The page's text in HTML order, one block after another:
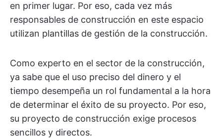
en primer lugar. Por eso, cada vez más
responsables de construcción en este espacio
utilizan plantillas de gestión de la construcción.
Como experto en el sector de la construcción,
ya sabe que el uso preciso del dinero y el
tiempo desempeña un rol fundamental a la hora
de determinar el éxito de su proyecto. Por eso,
su proyecto de construcción exige procesos
sencillos y directos.